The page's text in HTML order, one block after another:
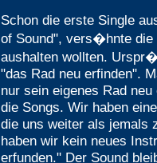
Schon die erste Single
of Sound", vers�hnte die
aushalten wollten.
"das Rad neu erfinden".
nur sein eigenes Rad
die Songs. Wir haben
die uns weiter als jemals
haben wir kein neues
erfunden." Der Sound